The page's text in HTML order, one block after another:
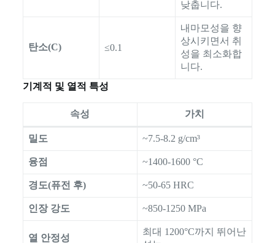
낮춥니다.
탄소(C) ≤0.1
내마모성을 향
상시키면서 취
성을 최소화합
니다.
기계적 및 열적 특성
속성 가치
밀도 ~7.5-8.2 g/cm³
융점 ~1400-1600 °C
경도(퓨전 후) ~50-65 HRC
인장 강도 ~850-1250 MPa
열 안정성
최대 1200°C까지 뛰어난